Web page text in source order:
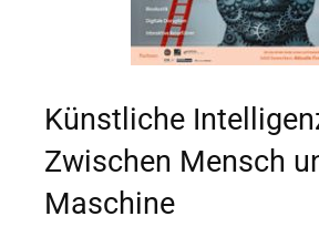
Künstliche
Zwischen Mensch
Maschine